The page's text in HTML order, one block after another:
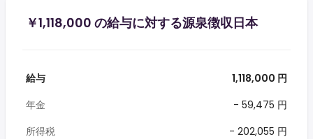
￥1,118,000 の給与に対する源泉徴収日本
給与
1,118,000 円
年金
- 59,475 円
所得税
- 202,055 円